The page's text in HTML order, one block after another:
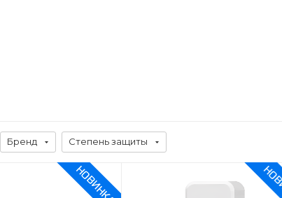
Бренд Степень защиты